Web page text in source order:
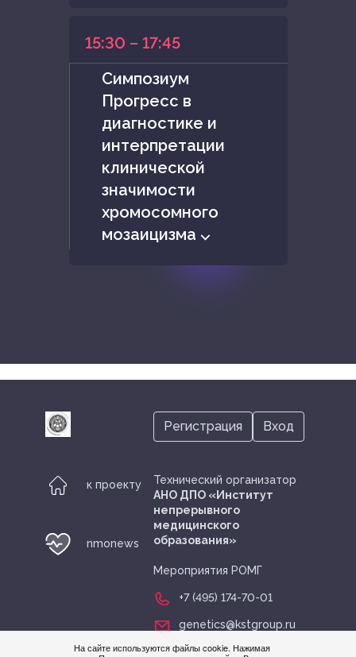
На сайте используются файлы cookie. Нажимая
15:30 – 17:45
Симпозиум
Прогресс в
диагностике и
интерпретации
клинической
значимости
хромосомного
мозаицизма ⌵
к проекту
nmonews
Технический организатор
АНО ДПО «Институт
непрерывного
медицинского
образования»
Мероприятия РОМГ
+7 (495) 174-70-01
genetics@kstgroup.ru
Регистрация Вход